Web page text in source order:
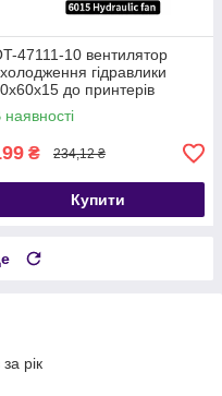
47111-10 вентилятор
гідравлики
до принтерів
K1, K1 Max
наявності
₴ 234,12 ₴
Купити
рік